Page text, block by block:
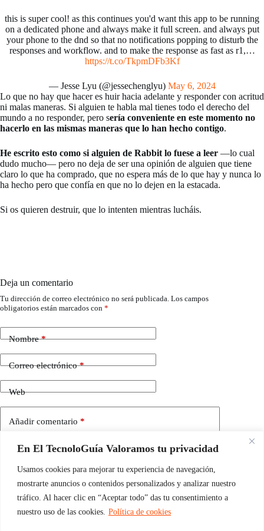
En El TecnoloGuía Valoramos tu privacidad
Usamos cookies para mejorar tu experiencia de navegación,
mostrarte anuncios o contenidos personalizados y analizar nuestro
tráfico. Al hacer clic en “Aceptar todo” das tu consentimiento a
nuestro uso de las cookies. Política de cookies
this is super cool! as this continues you'd want this app to be running
on a dedicated phone and always make it full screen. and always put
your phone to the dnd so that no notifications popping to disturb the
responses and workflow. and to make the response as fast as r1,…
https://t.co/TkpmDFb3Kf
— Jesse Lyu (@jessechenglyu) May 6, 2024
Lo que no hay que hacer es huir hacia adelante y responder con acritud
ni malas maneras. Si alguien te habla mal tienes todo el derecho del
mundo a no responder, pero sería conveniente en este momento no
hacerlo en las mismas maneras que lo han hecho contigo.
He escrito esto como si alguien de Rabbit lo fuese a leer —lo cual
dudo mucho— pero no deja de ser una opinión de alguien que tiene
claro lo que ha comprado, que no espera más de lo que hay y nunca lo
ha hecho pero que confía en que no lo dejen en la estacada.
Si os quieren destruir, que lo intenten mientras lucháis.
Deja un comentario
Tu dirección de correo electrónico no será publicada. Los campos
obligatorios están marcados con *
Nombre*
Correo electrónico*
Web
Añadir comentario *